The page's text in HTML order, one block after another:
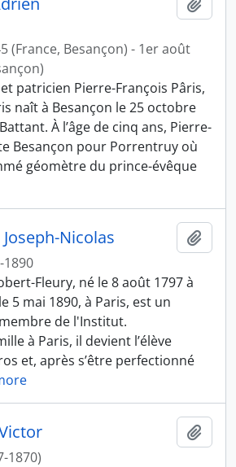
(France, Besançon) - 1er août
patricien Pierre-François Pâris,
naît à Besançon le 25 octobre
À l’âge de cinq ans, Pierre-
Besançon pour Porrentruy où
géomètre du prince-évêque
Nicolas
1890
Fleury, né le 8 août 1797 à
5 mai 1890, à Paris, est un
de l'Institut.
à Paris, il devient l’élève
et, après s’être perfectionné
1870)